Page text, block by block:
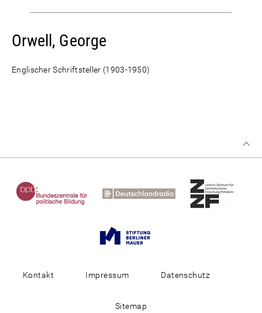
Orwell, George
Englischer Schriftsteller (1903-1950)
Kontakt Impressum Datenschutz
Sitemap